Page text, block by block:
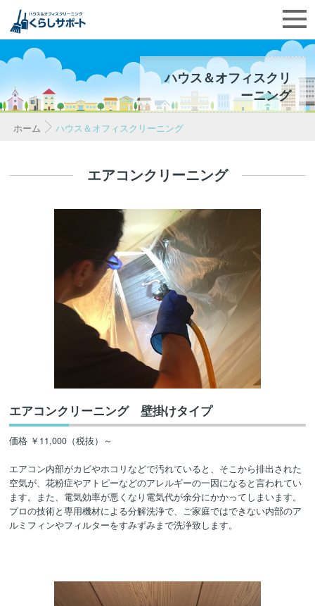
ハウス＆オフィスクリ
ーニング
ホーム ハウス＆オフィスクリーニング
エアコンクリーニング
エアコンクリーニング 壁掛けタイプ
価格 ￥11,000（税抜）～
エアコン内部がカビやホコリなどで汚れていると、そこから排出された
空気が、花粉症やアトピーなどのアレルギーの一因になると言われてい
ます。また、電気効率が悪くなり電気代が余分にかかってしまいます。
プロの技術と専用機材による分解洗浄で、ご家庭ではできない内部のア
ルミフィンやフィルターをすみずみまで洗浄致します。